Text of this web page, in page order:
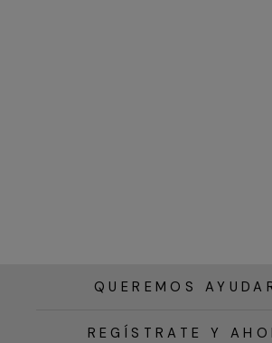
QUEREMOS
REGÍSTRATE Y